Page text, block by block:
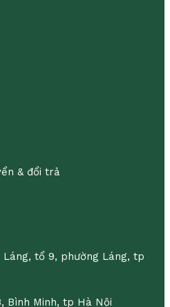
& đổi trả
tổ 9, phường Láng, tp
Bình Minh, tp Hà Nội